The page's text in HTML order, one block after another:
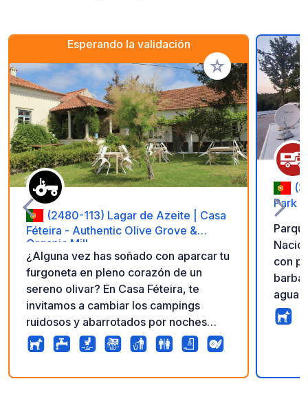
Esperando la validación
Añadir a tus
(2480-113) Lagar de Azeite | Casa
Féteira - Authentic Olive Grove &
Organic Mill
¿Alguna vez has soñado con aparcar tu
furgoneta en pleno corazón de un
sereno olivar? En Casa Féteira, te
invitamos a cambiar los campings
ruidosos y abarrotados por noches
estrelladas, aire puro del campo y
cinco generaciones de auténtica
Park
con
agua